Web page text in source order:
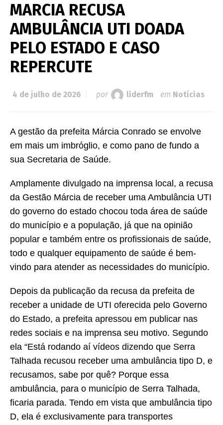
MARCIA RECUSA
AMBULÂNCIA UTI DOADA
PELO ESTADO E CASO
REPERCUTE
4 de julho de 2026 por liderfm em Notícias
A gestão da prefeita Márcia Conrado se envolve
em mais um imbróglio, e como pano de fundo a
sua Secretaria de Saúde.
Amplamente divulgado na imprensa local, a recusa
da Gestão Márcia de receber uma Ambulância UTI
do governo do estado chocou toda área de saúde
do município e a população, já que na opinião
popular e também entre os profissionais de saúde,
todo e qualquer equipamento de saúde é bem-
vindo para atender as necessidades do município.
Depois da publicação da recusa da prefeita de
receber a unidade de UTI oferecida pelo Governo
do Estado, a prefeita apressou em publicar nas
redes sociais e na imprensa seu motivo. Segundo
ela “Está rodando aí vídeos dizendo que Serra
Talhada recusou receber uma ambulância tipo D, e
recusamos, sabe por quê? Porque essa
ambulância, para o município de Serra Talhada,
ficaria parada. Tendo em vista que ambulância tipo
D, ela é exclusivamente para transportes